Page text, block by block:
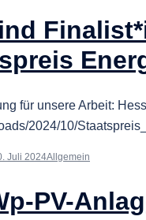
für unsere Arbeit:
2024/10/
Juli 2024Allgemein
PV-